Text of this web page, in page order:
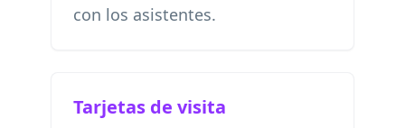
con los asistentes.
Tarjetas de visita